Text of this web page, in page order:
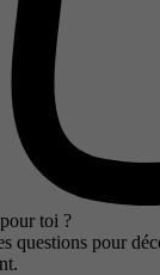
toi ?
questions pour